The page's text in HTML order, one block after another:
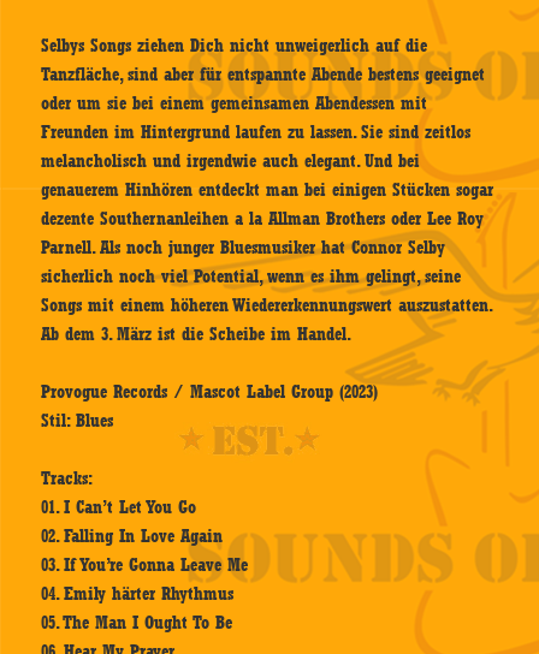
Selbys Songs ziehen Dich nicht unweigerlich auf die
Tanzfläche, sind aber für entspannte Abende bestens geeignet
oder um sie bei einem gemeinsamen Abendessen mit
Freunden im Hintergrund laufen zu lassen. Sie sind zeitlos
melancholisch und irgendwie auch elegant. Und bei
genauerem Hinhören entdeckt man bei einigen Stücken sogar
dezente Southernanleihen a la Allman Brothers oder Lee Roy
Parnell. Als noch junger Bluesmusiker hat Connor Selby
sicherlich noch viel Potential, wenn es ihm gelingt, seine
Songs mit einem höheren Wiedererkennungswert auszustatten.
Ab dem 3. März ist die Scheibe im Handel.
Provogue Records / Mascot Label Group (2023)
Stil: Blues
Tracks:
01. I Can’t Let You Go
02. Falling In Love Again
03. If You’re Gonna Leave Me
04. Emily härter Rhythmus
05. The Man I Ought To Be